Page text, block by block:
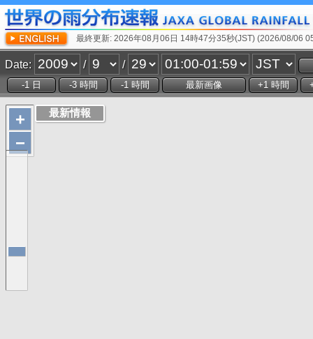
最終更新: 2026年08月06日 14時47分35秒(JST) (2026/08/06
Date: / /
+
−